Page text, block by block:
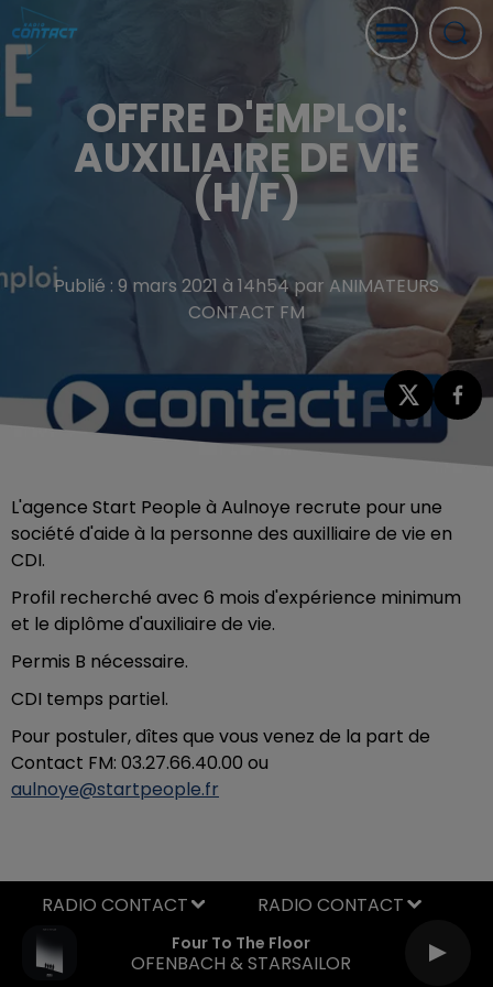
OFFRE D'EMPLOI:
AUXILIAIRE DE VIE
(H/F)
Publié : 9 mars 2021 à 14h54 par ANIMATEURS
CONTACT FM
L'agence Start People à Aulnoye recrute pour une
société d'aide à la personne des auxilliaire de vie en
CDI.
Profil recherché avec 6 mois d'expérience minimum
et le diplôme d'auxiliaire de vie.
Permis B nécessaire.
CDI temps partiel.
Pour postuler, dîtes que vous venez de la part de
Contact FM: 03.27.66.40.00 ou
aulnoye@startpeople.fr
Four To The Floor
OFENBACH & STARSAILOR
RADIO CONTACT